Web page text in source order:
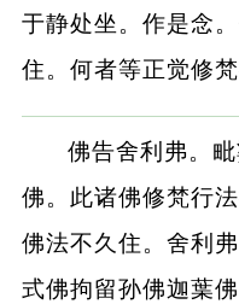
于静处坐。作是念
住。何者等正觉修
佛告舍利弗。
佛。此诸佛修梵行
佛法不久住。舍利
式佛拘留孙佛迦葉